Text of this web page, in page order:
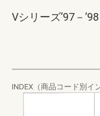
Vシリーズ’97－
INDEX（商品コード別イ